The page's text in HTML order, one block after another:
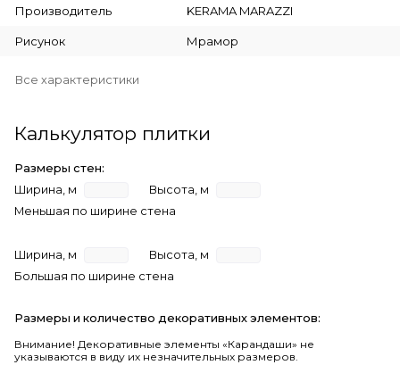
Производитель KERAMA MARAZZI
Рисунок Мрамор
Все характеристики
Калькулятор плитки
Размеры стен:
Ширина, м
Высота, м
Меньшая по ширине стена
Ширина, м
Высота, м
Большая по ширине стена
Размеры и количество декоративных элементов:
Внимание! Декоративные элементы «Карандаши» не
указываются в виду их незначительных размеров.